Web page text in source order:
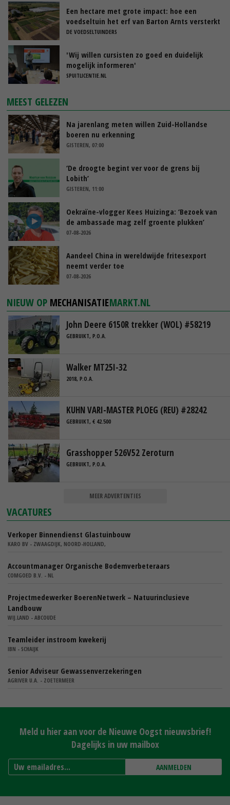
Een hectare met grote impact: hoe een
voedseltuin het erf van Barton Arnts versterkt
DE VOEDSELTUINDERS
'Wij willen cursisten zo goed en duidelijk
mogelijk informeren'
SPUITLICENTIE.NL
MEEST GELEZEN
Na jarenlang meten willen Zuid-Hollandse
boeren nu erkenning
GISTEREN, 07:00
‘De droogte begint ver voor de grens bij
Lobith’
GISTEREN, 11:00
Oekraïne-vlogger Kees Huizinga: ‘Bezoek van
de ambassade mag zelf groente plukken’
07-08-2026
Aandeel China in wereldwijde fritesexport
neemt verder toe
07-08-2026
NIEUW OP MECHANISATIEMARKT.NL
John Deere 6150R trekker (WOL) #58219
GEBRUIKT, P.O.A.
Walker MT25I-32
2018, P.O.A.
KUHN VARI-MASTER PLOEG (REU) #28242
GEBRUIKT, € 42.500
Grasshopper 526V52 Zeroturn
GEBRUIKT, P.O.A.
MEER ADVERTENTIES
VACATURES
Verkoper Binnendienst Glastuinbouw
KARO BV - ZWAAGDIJK, NOORD-HOLLAND,
Accountmanager Organische Bodemverbeteraars
COMGOED B.V. - NL
Projectmedewerker BoerenNetwerk – Natuurinclusieve
Landbouw
WIJ.LAND - ABCOUDE
Teamleider instroom kwekerij
IBN - SCHAIJK
Senior Adviseur Gewassenverzekeringen
AGRIVER U.A. - ZOETERMEER
Meld u hier aan voor de Nieuwe Oogst nieuwsbrief!
Dagelijks in uw mailbox
AANMELDEN